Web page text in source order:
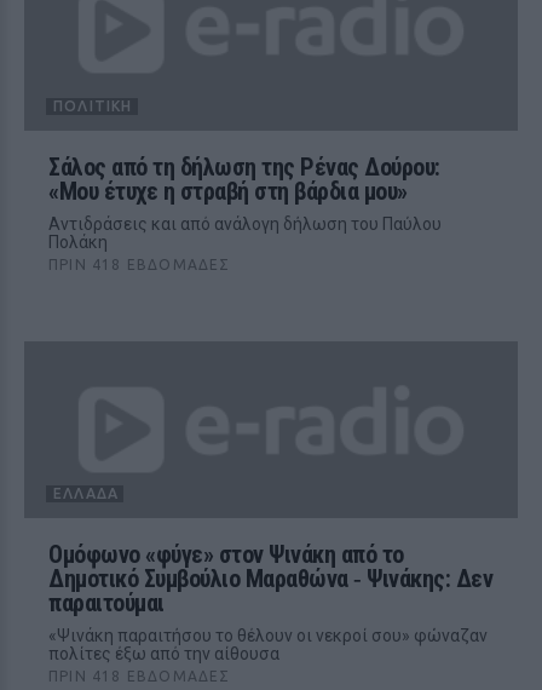
ΠΟΛΙΤΙΚΉ
Σάλος από τη δήλωση της Ρένας Δούρου:
«Μου έτυχε η στραβή στη βάρδια μου»
Αντιδράσεις και από ανάλογη δήλωση του Παύλου
Πολάκη
ΠΡΙΝ 418 ΕΒΔΟΜΆΔΕΣ
ΕΛΛΆΔΑ
Ομόφωνο «φύγε» στον Ψινάκη από το
Δημοτικό Συμβούλιο Μαραθώνα ‑ Ψινάκης: Δεν
παραιτούμαι
«Ψινάκη παραιτήσου το θέλουν οι νεκροί σου» φώναζαν
πολίτες έξω από την αίθουσα
ΠΡΙΝ 418 ΕΒΔΟΜΆΔΕΣ